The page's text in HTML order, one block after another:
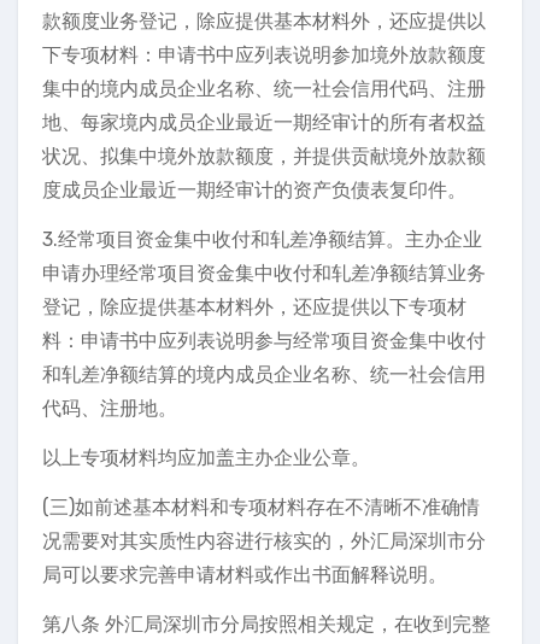
款额度业务登记，除应提供基本材料外，还应提供以
下专项材料：申请书中应列表说明参加境外放款额度
集中的境内成员企业名称、统一社会信用代码、注册
地、每家境内成员企业最近一期经审计的所有者权益
状况、拟集中境外放款额度，并提供贡献境外放款额
度成员企业最近一期经审计的资产负债表复印件。
3.经常项目资金集中收付和轧差净额结算。主办企业
申请办理经常项目资金集中收付和轧差净额结算业务
登记，除应提供基本材料外，还应提供以下专项材
料：申请书中应列表说明参与经常项目资金集中收付
和轧差净额结算的境内成员企业名称、统一社会信用
代码、注册地。
以上专项材料均应加盖主办企业公章。
(三)如前述基本材料和专项材料存在不清晰不准确情
况需要对其实质性内容进行核实的，外汇局深圳市分
局可以要求完善申请材料或作出书面解释说明。
第八条 外汇局深圳市分局按照相关规定，在收到完整